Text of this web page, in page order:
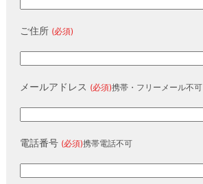
ご住所 (必須)
メールアドレス (必須)携帯・フリーメール不可
電話番号 (必須)携帯電話不可